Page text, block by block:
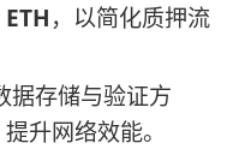
，以简化质押流
据存储与验证方
升网络效能。